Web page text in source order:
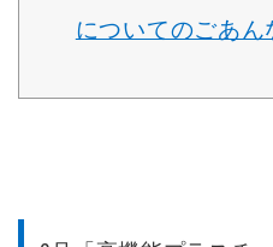
についてのごあん